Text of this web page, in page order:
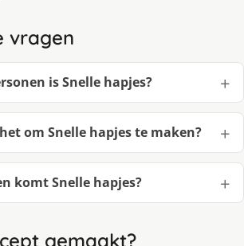
vragen
is Snelle hapjes?
om Snelle hapjes te maken?
komt Snelle hapjes?
gemaakt?